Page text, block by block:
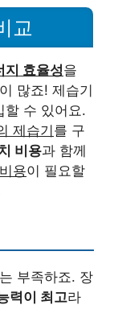
교
지 효율성을
많죠! 제습기
할 수 있어요.
제습기를 구
비용과 함께
용이 필요할
부족하죠. 장
력이 최고라